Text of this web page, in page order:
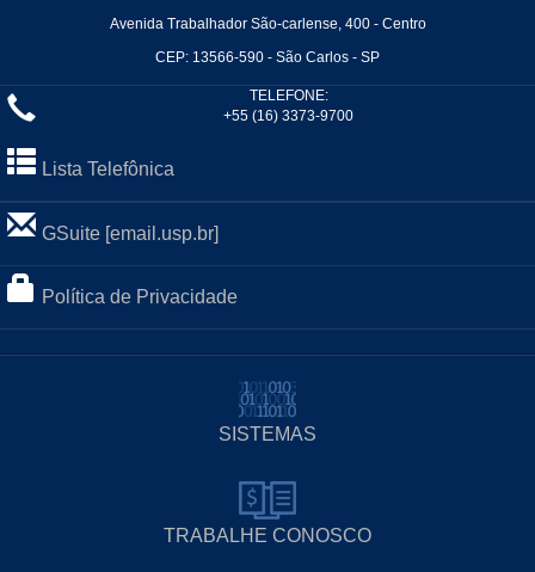
Avenida Trabalhador São-carlense, 400 - Centro
CEP: 13566-590 - São Carlos - SP
TELEFONE:
+55 (16) 3373-9700
Lista Telefônica
GSuite [email.usp.br]
Política de Privacidade
SISTEMAS
TRABALHE CONOSCO